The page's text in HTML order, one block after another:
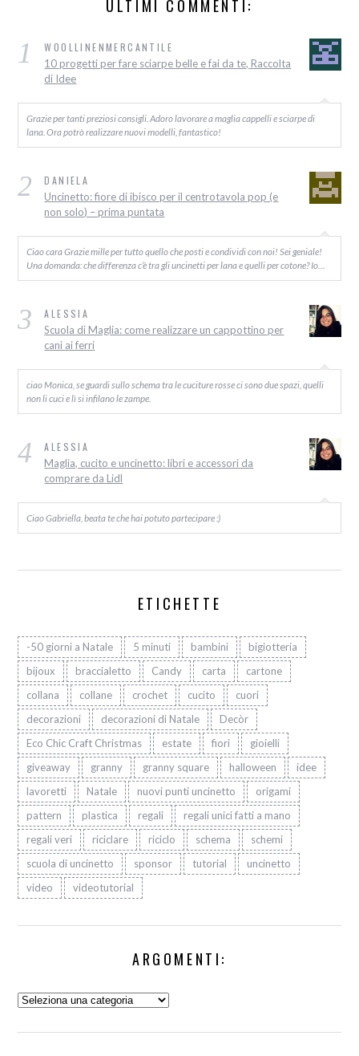
ULTIMI COMMENTI:
1 WOOLLINENMERCANTILE
10 progetti per fare sciarpe belle e fai da te, Raccolta
di Idee
Grazie per tanti preziosi consigli. Adoro lavorare a maglia cappelli e sciarpe di
lana. Ora potrò realizzare nuovi modelli, fantastico!
2 DANIELA
Uncinetto: fiore di ibisco per il centrotavola pop (e
non solo) – prima puntata
Ciao cara Grazie mille per tutto quello che posti e condividi con noi! Sei geniale!
Una domanda: che differenza c’è tra gli uncinetti per lana e quelli per cotone? Io…
3 ALESSIA
Scuola di Maglia: come realizzare un cappottino per
cani ai ferri
ciao Monica, se guardi sullo schema tra le cuciture rosse ci sono due spazi, quelli
non li cuci e lì si infilano le zampe.
4 ALESSIA
Maglia, cucito e uncinetto: libri e accessori da
comprare da Lidl
Ciao Gabriella, beata te che hai potuto partecipare :)
ETICHETTE
-50 giorni a Natale 5 minuti bambini
bigiotteria
bijoux
braccialetto Candy carta
cartone
collana
collane crochet cucito
cuori
decorazioni
decorazioni di Natale
Decòr
Eco Chic Craft Christmas
estate fiori
gioielli
giveaway
granny granny square halloween
idee
lavoretti
Natale nuovi punti uncinetto
origami
pattern
plastica regali
regali unici fatti a mano
regali veri
riciclare riciclo schema
schemi
scuola di uncinetto
sponsor tutorial
uncinetto
video
videotutorial
ARGOMENTI:
Argomenti: